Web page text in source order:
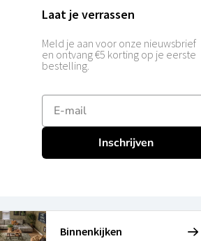
Laat je verrassen
Meld je aan voor onze nieuwsbrief
en ontvang €5 korting op je eerste
bestelling.
E-mailadres
Inschrijven
Binnenkijken